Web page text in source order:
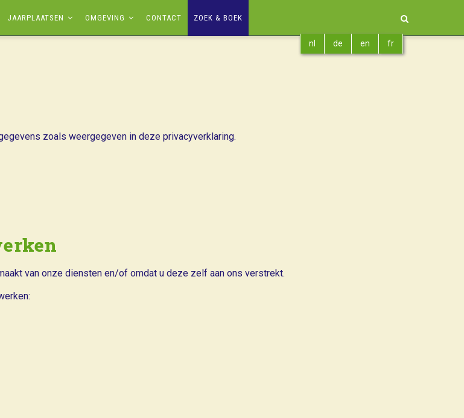
JAARPLAATSEN OMGEVING CONTACT ZOEK & BOEK
nl de en fr
zoals weergegeven in deze privacyverklaring.
van onze diensten en/of omdat u deze zelf aan ons verstrekt.